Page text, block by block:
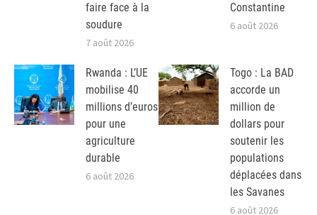
faire face à la
soudure
7 août 2026
Constantine
6 août 2026
Rwanda : L’UE
mobilise 40
millions d’euros
pour une
agriculture
durable
6 août 2026
Togo : La BAD
accorde un
million de
dollars pour
soutenir les
populations
déplacées dans
les Savanes
6 août 2026